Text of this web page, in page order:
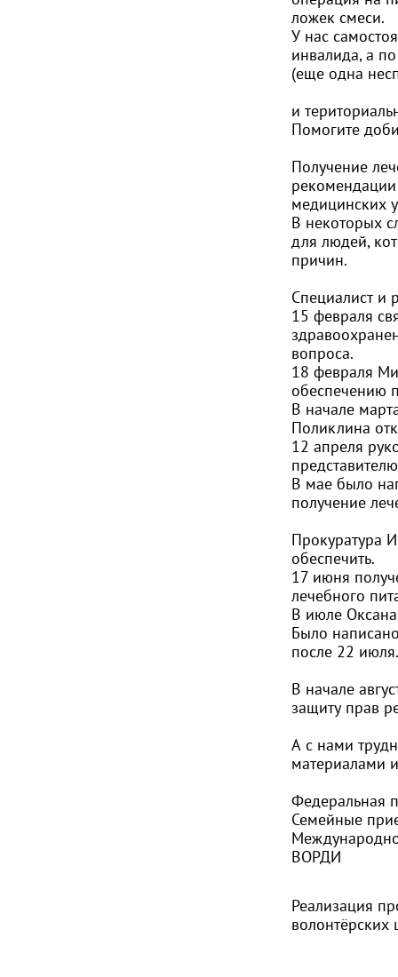
ложек смеси.
У нас
инвалида, а
(еще одна
и
Помогите
Получение
рекомендации
медицинских
В некоторых
для людей,
причин.
Специалист и
15 февраля
вопроса.
18 февраля
обеспечению
В начале
Поликлина
12 апреля
В мае было
получение
Прокуратура
обеспечить.
17 июня
лечебного
В июле
Было
после 22 июля.
В начале
защиту прав
А с нами
материалами
Федеральная
Семейные
ВОРДИ
Реализация